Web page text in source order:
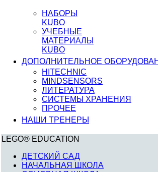
НАБОРЫ
KUBO
УЧЕБНЫЕ
МАТЕРИАЛЫ
KUBO
ДОПОЛНИТЕЛЬНОЕ
HITECHNIC
MINDSENSORS
ЛИТЕРАТУРА
СИСТЕМЫ ХРАНЕНИЯ
ПРОЧЕЕ
НАШИ ТРЕНЕРЫ
LEGO® EDUCATION
ДЕТСКИЙ САД
НАЧАЛЬНАЯ ШКОЛА